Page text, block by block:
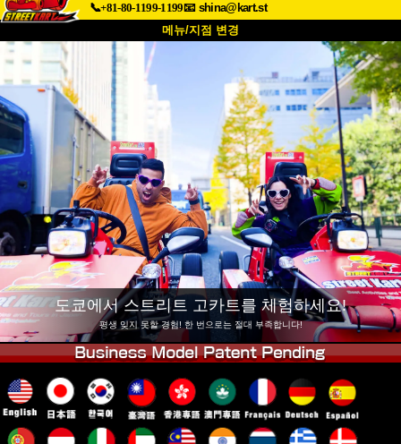
📞+81-80-1199-1199📧 shina@kart.st
메뉴/지점 변경
소개 가격
접근성 고객 리뷰 자주 묻는 질문
회사 정보 예약
지점 변경
도쿄 시나가와 #1 도쿄 아키하바라#1
도쿄 아키하바라#2 도쿄 시부야
도쿄 시부야 애넥스 도쿄 베이
도쿄 아사쿠사 오사카
오키나와
도쿄에서 스트리트 고카트를 체험하세요!
평생 잊지 못할 경험! 한 번으로는 절대 부족합니다!